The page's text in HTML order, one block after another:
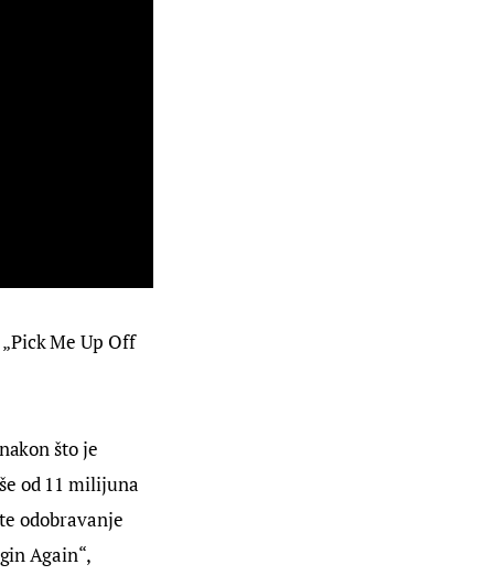
Me Up Off
što je
od 11 milijuna
odobravanje
Again“,